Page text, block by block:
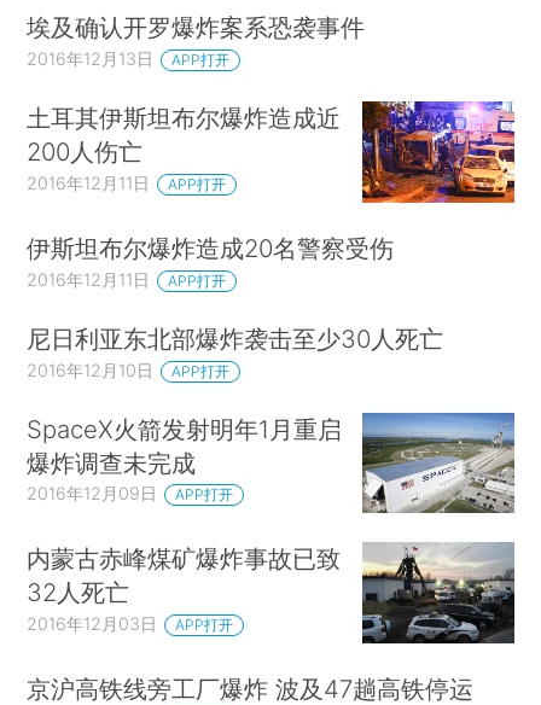
埃及确认开罗爆炸案系恐袭事件
2016年12月13日 APP打开
土耳其伊斯坦布尔爆炸造成近
200人伤亡
2016年12月11日 APP打开
伊斯坦布尔爆炸造成20名警察受伤
2016年12月11日 APP打开
尼日利亚东北部爆炸袭击至少30人死亡
2016年12月10日 APP打开
SpaceX火箭发射明年1月重启
爆炸调查未完成
2016年12月09日 APP打开
内蒙古赤峰煤矿爆炸事故已致
32人死亡
2016年12月03日 APP打开
京沪高铁线旁工厂爆炸 波及47趟高铁停运